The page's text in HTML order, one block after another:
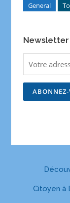
General
Newsletter
Citoyen à